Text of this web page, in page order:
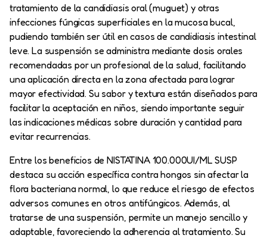
tratamiento de la candidiasis oral (muguet) y otras
infecciones fúngicas superficiales en la mucosa bucal,
pudiendo también ser útil en casos de candidiasis intestinal
leve. La suspensión se administra mediante dosis orales
recomendadas por un profesional de la salud, facilitando
una aplicación directa en la zona afectada para lograr
mayor efectividad. Su sabor y textura están diseñados para
facilitar la aceptación en niños, siendo importante seguir
las indicaciones médicas sobre duración y cantidad para
evitar recurrencias.
Entre los beneficios de NISTATINA 100.000UI/ML SUSP
destaca su acción específica contra hongos sin afectar la
flora bacteriana normal, lo que reduce el riesgo de efectos
adversos comunes en otros antifúngicos. Además, al
tratarse de una suspensión, permite un manejo sencillo y
adaptable, favoreciendo la adherencia al tratamiento. Su